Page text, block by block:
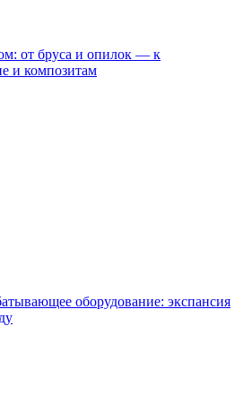
от бруса и опилок — к
и композитам
оборудование: экспансия